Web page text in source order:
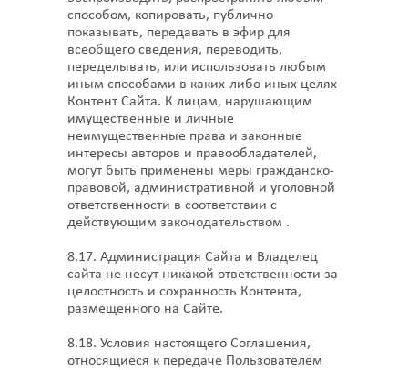
способом, копировать, публично
показывать, передавать в эфир для
всеобщего сведения, переводить,
переделывать, или использовать любым
иным способами в каких-либо иных целях
Контент Сайта. К лицам, нарушающим
имущественные и личные
неимущественные права и законные
интересы авторов и правообладателей,
могут быть применены меры гражданско-
правовой, административной и уголовной
ответственности в соответствии с
действующим законодательством .
8.17. Администрация Сайта и Владелец
сайта не несут никакой ответственности за
целостность и сохранность Контента,
размещенного на Сайте.
8.18. Условия настоящего Соглашения,
относящиеся к передаче Пользователем